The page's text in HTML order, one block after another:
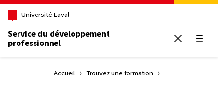
Aller au contenu principal
Université Laval
Service du développement
professionnel
Accueil Trouvez une formation